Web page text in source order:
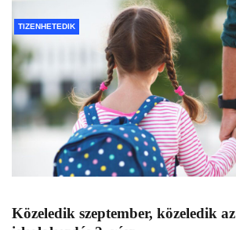
TIZENHETEDIK
Közeledik szeptember, közeledik az